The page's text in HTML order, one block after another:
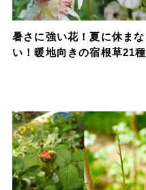
暑さに強い花！夏に休まな
い！暖地向きの宿根草21種